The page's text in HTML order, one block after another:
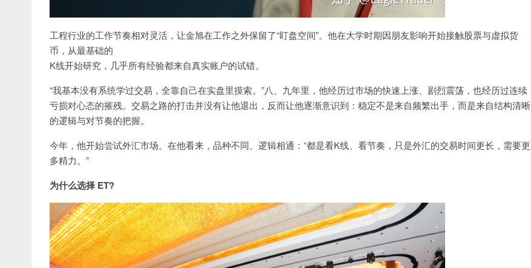
工程行业的工作节奏相对灵活，让金旭在工作之外保留了“盯盘空间”。他在大学时期因朋友影响开始接触股票与虚拟货
币，从最基础的
K线开始研究，几乎所有经验都来自真实账户的试错。
“我基本没有系统学过交易，全靠自己在实盘里摸索。”八、九年里，他经历过市场的快速上涨、剧烈震荡，也经历过连续
亏损对心态的摧残。交易之路的打击并没有让他退出，反而让他逐渐意识到：稳定不是来自频繁出手，而是来自结构清晰
的逻辑与对节奏的把握。
今年，他开始尝试外汇市场。在他看来，品种不同、逻辑相通：“都是看K线、看节奏，只是外汇的交易时间更长，需要更
多精力。”
为什么选择 ET?